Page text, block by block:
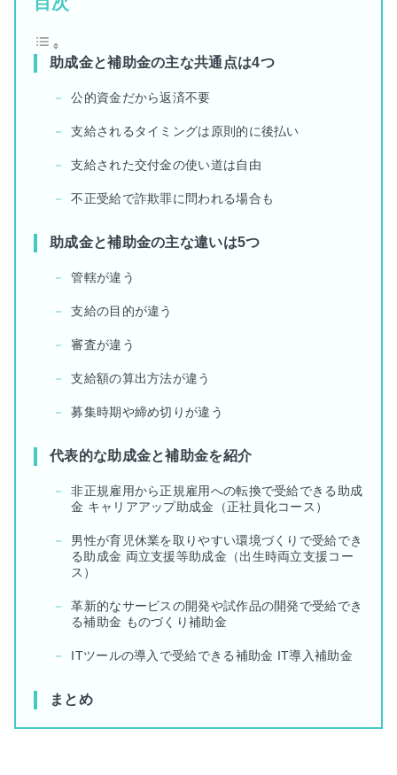
助成金と補助金の主な共通点は4つ
公的資金だから返済不要
支給されるタイミングは原則的に後払い
支給された交付金の使い道は自由
不正受給で詐欺罪に問われる場合も
助成金と補助金の主な違いは5つ
管轄が違う
支給の目的が違う
審査が違う
支給額の算出方法が違う
募集時期や締め切りが違う
代表的な助成金と補助金を紹介
非正規雇用から正規雇用への転換で受給できる助成
金 キャリアアップ助成金（正社員化コース）
男性が育児休業を取りやすい環境づくりで受給でき
る助成金 両立支援等助成金（出生時両立支援コー
ス）
革新的なサービスの開発や試作品の開発で受給でき
る補助金 ものづくり補助金
ITツールの導入で受給できる補助金 IT導入補助金
まとめ